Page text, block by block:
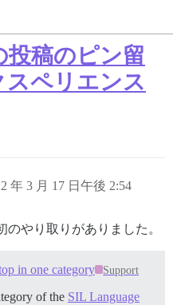
稿のピン留
ペリエンス
年 3 月 17 日午後 2:54
のやり取りがありました。
in one category Support
of the SIL Language